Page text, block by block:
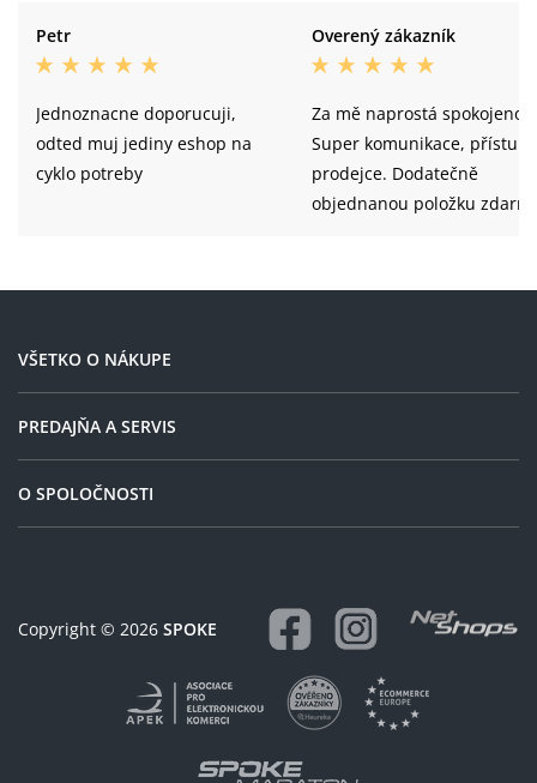
Petr
Jednoznacne doporucuji,
odted muj jediny eshop na
cyklo potreby
Overený zákazník
Za mě naprostá
Super komunikace, přístup
prodejce. Dodatečně
objednanou položku
Doporučuji a určitě
VŠETKO O NÁKUPE
PREDAJŇA A SERVIS
O SPOLOČNOSTI
Copyright © 2026 SPOKE